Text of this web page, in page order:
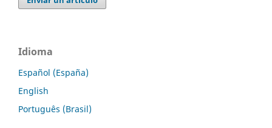
Idioma
Español (España)
English
Português (Brasil)